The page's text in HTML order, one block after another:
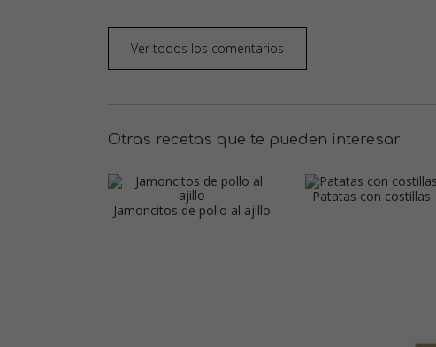
Ver todos los comentarios
Otras recetas que te pueden interesar
Jamoncitos de pollo al ajillo
Patatas con costillas